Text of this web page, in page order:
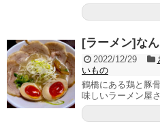
[ラーメン]な
2022/12/29
いもの
鶴橋にある鶏と豚
味しいラーメン屋